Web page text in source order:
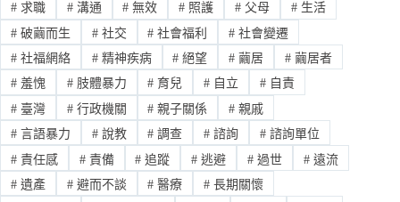
#求職 #溝通 # 無效 # 照護 # 父母 #生活
#破繭而生 #社交 # 社會福利 # 社會變遷
#社福網絡 #精神疾病 # 絕望 # 繭居 # 繭居者
#羞愧 #肢體暴力 # 育兒 # 自立 # 自責
#臺灣 #行政機關 # 親子關係 # 親戚
#言語暴力 #說教 # 調查 # 諮詢 # 諮詢單位
#責任感 #責備 # 追蹤 # 逃避 # 過世 #遠流
#遺產 #避而不談 # 醫療 # 長期關懷